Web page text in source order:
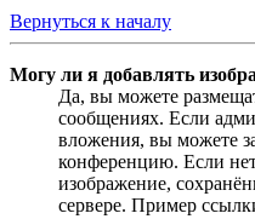
Вернуться к началу
Могу ли я добавлять
Да, вы можете
сообщениях. Если
вложения, вы можете
конференцию. Если
изображение,
сервере. Пример